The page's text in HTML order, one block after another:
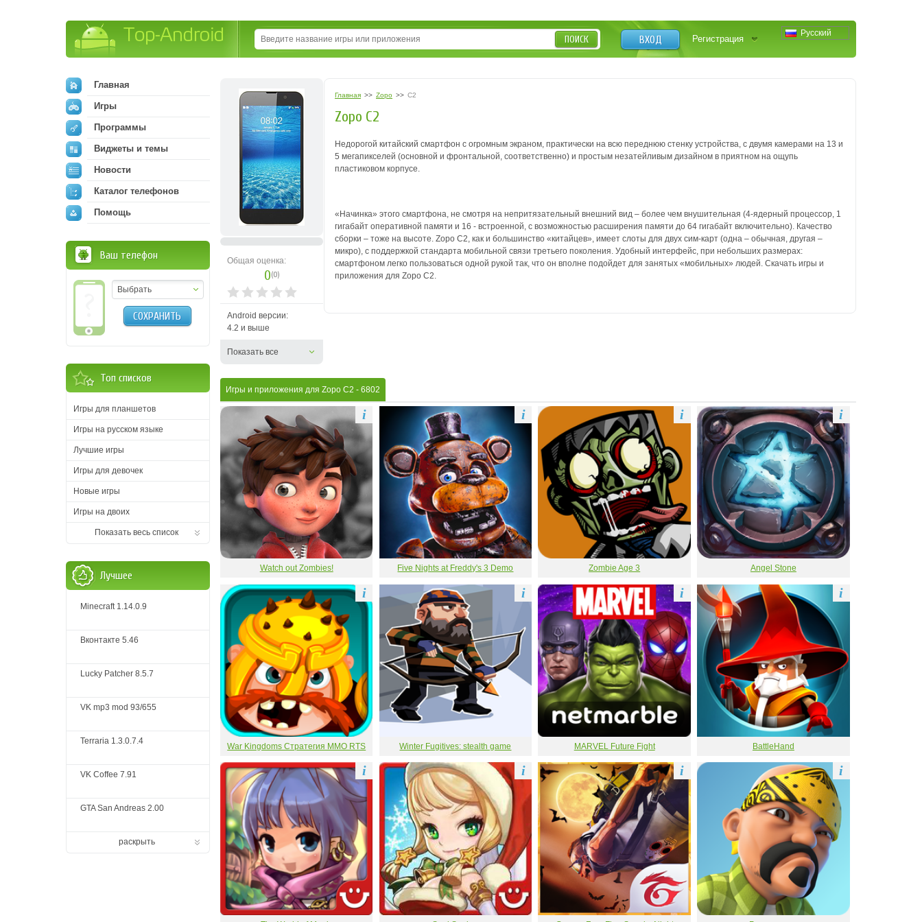
Русский
ВХОД Регистрация
ПОИСК
Общая оценка:
0(0)
Android версии:
4.2 и выше
Показать все
Главная >> Zopo >> C2
Zopo C2
Недорогой китайский смартфон с огромным экраном, практически на всю переднюю стенку устройства, с двумя камерами на 13 и
5 мегапикселей (основной и фронтальной, соответственно) и простым незатейливым дизайном в приятном на ощупь
пластиковом корпусе.
«Начинка» этого смартфона, не смотря на непритязательный внешний вид – более чем внушительная (4-ядерный процессор, 1
гигабайт оперативной памяти и 16 - встроенной, с возможностью расширения памяти до 64 гигабайт включительно). Качество
сборки – тоже на высоте. Zopo C2, как и большинство «китайцев», имеет слоты для двух сим-карт (одна – обычная, другая –
микро), с поддержкой стандарта мобильной связи третьего поколения. Удобный интерфейс, при небольших размерах:
смартфоном легко пользоваться одной рукой так, что он вполне подойдет для занятых «мобильных» людей. Скачать игры и
приложения для Zopo C2.
Игры и приложения для Zopo C2 - 6802
Watch out Zombies!
i
Five Nights at Freddy's 3 Demo
i
Zombie Age 3
i
Angel Stone
i
War Kingdoms Стратегия MMO RTS
i
Winter Fugitives: stealth game
i
MARVEL Future Fight
i
BattleHand
i
i i i i
Главная
Игры
Программы
Виджеты и темы
Новости
Каталог телефонов
Помощь
Ваш телефон
Выбрать
СОХРАНИТЬ
Топ списков
Игры для планшетов
Игры на русском языке
Лучшие игры
Игры для девочек
Новые игры
Игры на двоих
Показать весь список
Лучшее
Minecraft 1.14.0.9
Вконтакте 5.46
Lucky Patcher 8.5.7
VK mp3 mod 93/655
Terraria 1.3.0.7.4
VK Coffee 7.91
GTA San Andreas 2.00
раскрыть